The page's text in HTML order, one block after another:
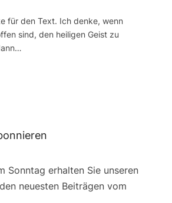
für den Text. Ich denke, wenn
sind, den heiligen Geist zu
Sonntag erhalten Sie unseren
neuesten Beiträgen vom